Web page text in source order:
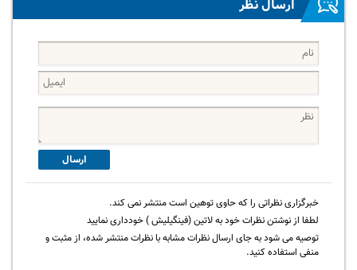
ارسال نظر
ارسال
خبرگزاری نظراتی را که حاوی توهین است منتشر نمی کند.
لطفا از نوشتن نظرات خود به لاتین (فینگیلیش ) خودداری نمایید
توصیه می شود به جای ارسال نظرات مشابه با نظرات منتشر شده، از مثبت و
منفی استفاده کنید.